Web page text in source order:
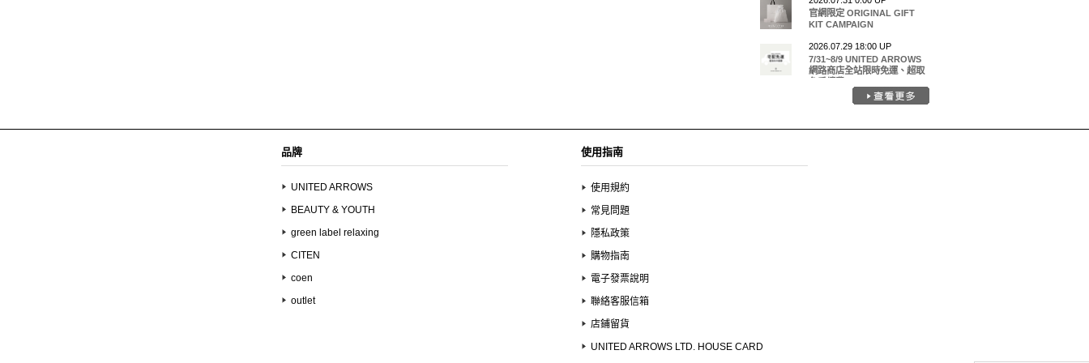
官網限定 ORIGINAL GIFT
KIT CAMPAIGN
2026.07.29 18:00 UP
7/31~8/9 UNITED ARROWS
網路商店全站限時免運、超取
品牌
UNITED ARROWS
BEAUTY & YOUTH
green label relaxing
CITEN
coen
outlet
使用指南
使用規約
常見問題
隱私政策
購物指南
電子發票說明
聯絡客服信箱
店鋪留貨
UNITED ARROWS LTD. HOUSE CARD